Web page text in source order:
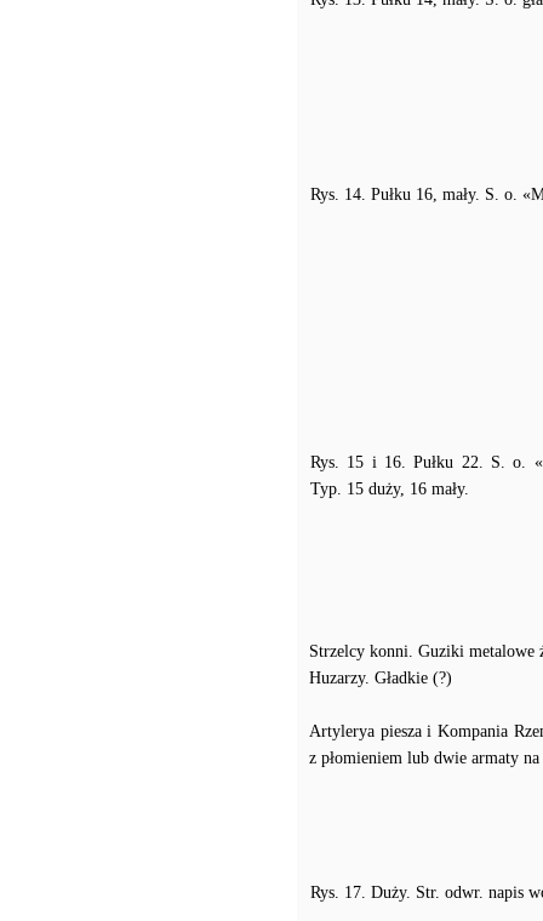
Rys. 14. Pułku 16, mały. S. o.
Rys. 15 i 16. Pułku 22. S. o.
Typ. 15 duży, 16 mały.
Strzelcy konni. Guziki metalowe
Huzarzy. Gładkie (?)
Artylerya piesza i Kompania
z płomieniem lub dwie armaty
Rys. 17. Duży. Str. odwr. napis